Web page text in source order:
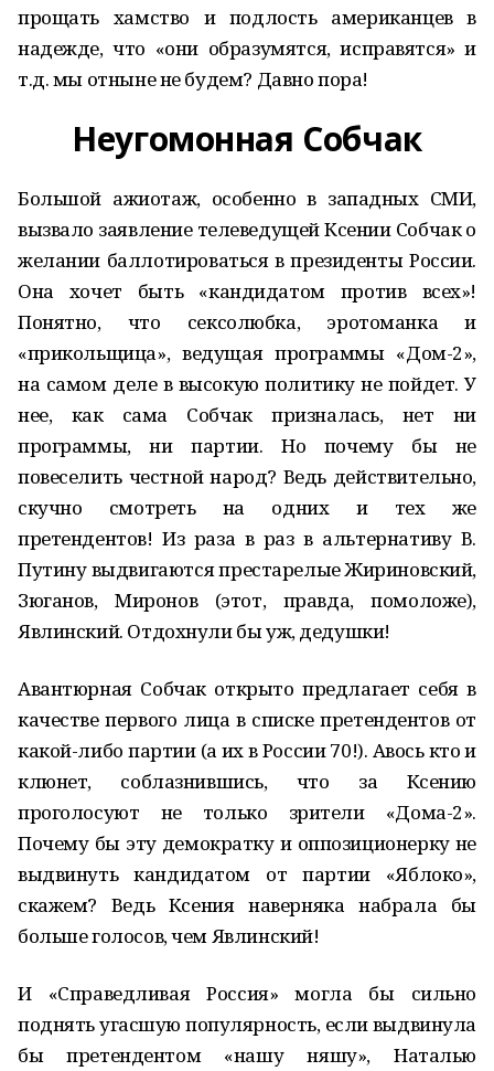
прощать хамство и подлость американцев в
надежде, что «они образумятся, исправятся» и
т.д. мы отныне не будем? Давно пора!
Неугомонная Собчак
Большой ажиотаж, особенно в западных СМИ,
вызвало заявление телеведущей Ксении Собчак о
желании баллотироваться в президенты России.
Она хочет быть «кандидатом против всех»!
Понятно, что сексолюбка, эротоманка и
«прикольщица», ведущая программы «Дом-2»,
на самом деле в высокую политику не пойдет. У
нее, как сама Собчак призналась, нет ни
программы, ни партии. Но почему бы не
повеселить честной народ? Ведь действительно,
скучно смотреть на одних и тех же
претендентов! Из раза в раз в альтернативу В.
Путину выдвигаются престарелые Жириновский,
Зюганов, Миронов (этот, правда, помоложе),
Явлинский. Отдохнули бы уж, дедушки!
Авантюрная Собчак открыто предлагает себя в
качестве первого лица в списке претендентов от
какой-либо партии (а их в России 70!). Авось кто и
клюнет, соблазнившись, что за Ксению
проголосуют не только зрители «Дома-2».
Почему бы эту демократку и оппозиционерку не
выдвинуть кандидатом от партии «Яблоко»,
скажем? Ведь Ксения наверняка набрала бы
больше голосов, чем Явлинский!
И «Справедливая Россия» могла бы сильно
поднять угасшую популярность, если выдвинула
бы претендентом «нашу няшу», Наталью